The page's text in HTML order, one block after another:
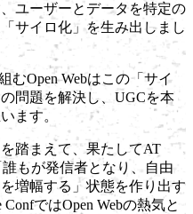
ユーザーとデータを特定の
サイロ化」を生み出しまし
むOpen Webはこの「サイ
問題を解決し、UGCを本
ます。
踏まえて、果たしてAT
もが発信者となり、自由
増幅する」状態を作り出す
ではOpen Webの熱気と